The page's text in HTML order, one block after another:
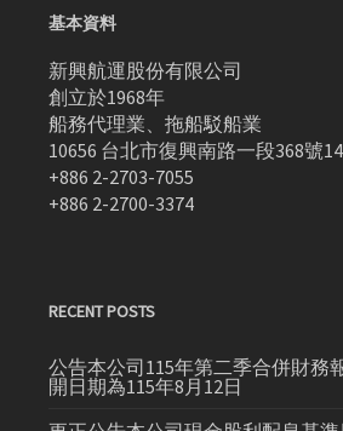
基本資料
新興航運股份有限公司
創立於1968年
船務代理業、拖船駁船業
10656 台北市復興南路一段368號
+886 2-2703-7055
+886 2-2700-3374
RECENT POSTS
公告本公司115年第二季合併財務
開日期為115年8月12日